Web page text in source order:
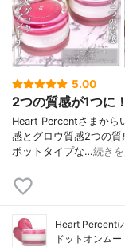
5.00
2つの質感が1つに
Heart Percentさまから
感とグロウ質感2つの
ポットタイプな…続き
Heart Percent(
ドットオンム